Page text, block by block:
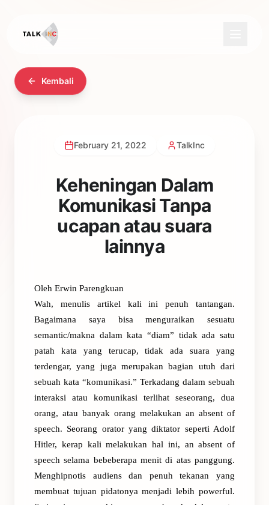
Kembali
February 21, 2022 TalkInc
Keheningan Dalam
Komunikasi Tanpa
ucapan atau suara
lainnya
Oleh Erwin Parengkuan
Wah, menulis artikel kali ini penuh tantangan.
Bagaimana saya bisa menguraikan sesuatu
semantic/makna dalam kata “diam” tidak ada satu
patah kata yang terucap, tidak ada suara yang
terdengar, yang juga merupakan bagian utuh dari
sebuah kata “komunikasi.” Terkadang dalam sebuah
interaksi atau komunikasi terlihat seseorang, dua
orang, atau banyak orang melakukan an absent of
speech. Seorang orator yang diktator seperti Adolf
Hitler, kerap kali melakukan hal ini, an absent of
speech selama bebeberapa menit di atas panggung.
Menghipnotis audiens dan penuh tekanan yang
membuat tujuan pidatonya menjadi lebih powerful.